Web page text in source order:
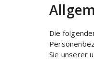
Die
Sie unserer